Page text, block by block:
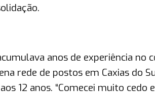
anos de experiência no
rede de postos em Caxias do
12 anos. “Comecei muito cedo